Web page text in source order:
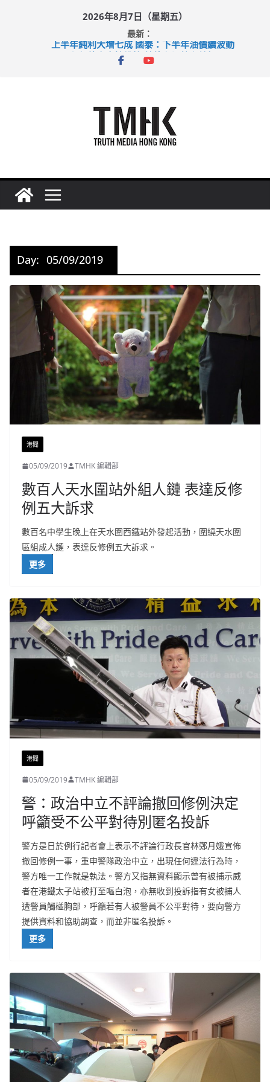
2026年8月7日（星期五）
最新：
上半年純利大增七成 國泰：下半年油價續波動
拜仁熱身賽挫維拉 啟德主場館奪錦標
Day: 05/09/2019
港聞
05/09/2019 TMHK 編輯部
數百人天水圍站外組人鏈 表達反修
例五大訴求
數百名中學生晚上在天水圍西鐵站外發起活動，圍繞天水圍
區組成人鏈，表達反修例五大訴求。
更多
港聞
05/09/2019 TMHK 編輯部
警：政治中立不評論撤回修例決定
呼籲受不公平對待別匿名投訴
警方是日於例行記者會上表示不評論行政長官林鄭月娥宣佈
撤回修例一事，重申警隊政治中立，出現任何違法行為時，
警方唯一工作就是執法。警方又指無資料顯示曾有被捕示威
者在港鐵太子站被打至嘔白泡，亦無收到投訴指有女被捕人
遭警員觸碰胸部，呼籲若有人被警員不公平對待，要向警方
提供資料和協助調查，而並非匿名投訴。
更多